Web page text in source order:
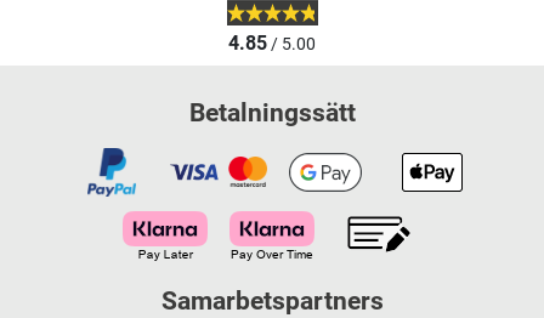
4.85/ 5.00
Betalningssätt
Samarbetspartners